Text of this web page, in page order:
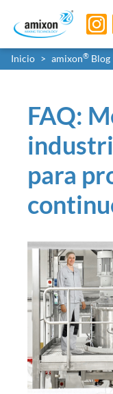
Skip to main
Skip to main content
Skip to page footer
You are here:
Inicio amixon® Blog
FAQ:
para